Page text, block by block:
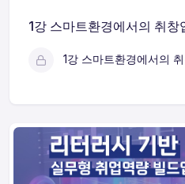
1강 스마트환경에서의 취창
1강 스마트환경에서의